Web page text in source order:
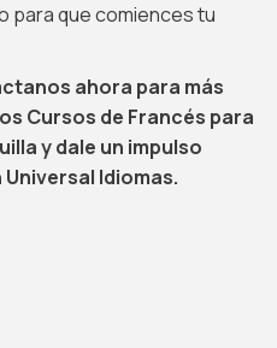
para que comiences tu
ahora para más
Cursos de Francés para
y dale un impulso
Idiomas.